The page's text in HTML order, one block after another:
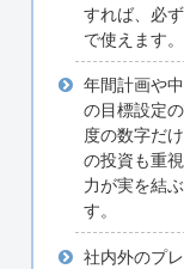
すれば、必
で使えます。
年間計画や
の目標設定
度の数字だ
の投資も重
力が実を結
す。
社内外のプ